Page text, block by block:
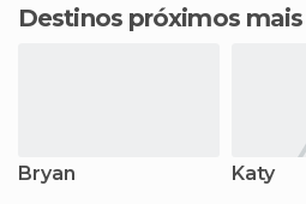
Destinos próximos
Bryan Katy